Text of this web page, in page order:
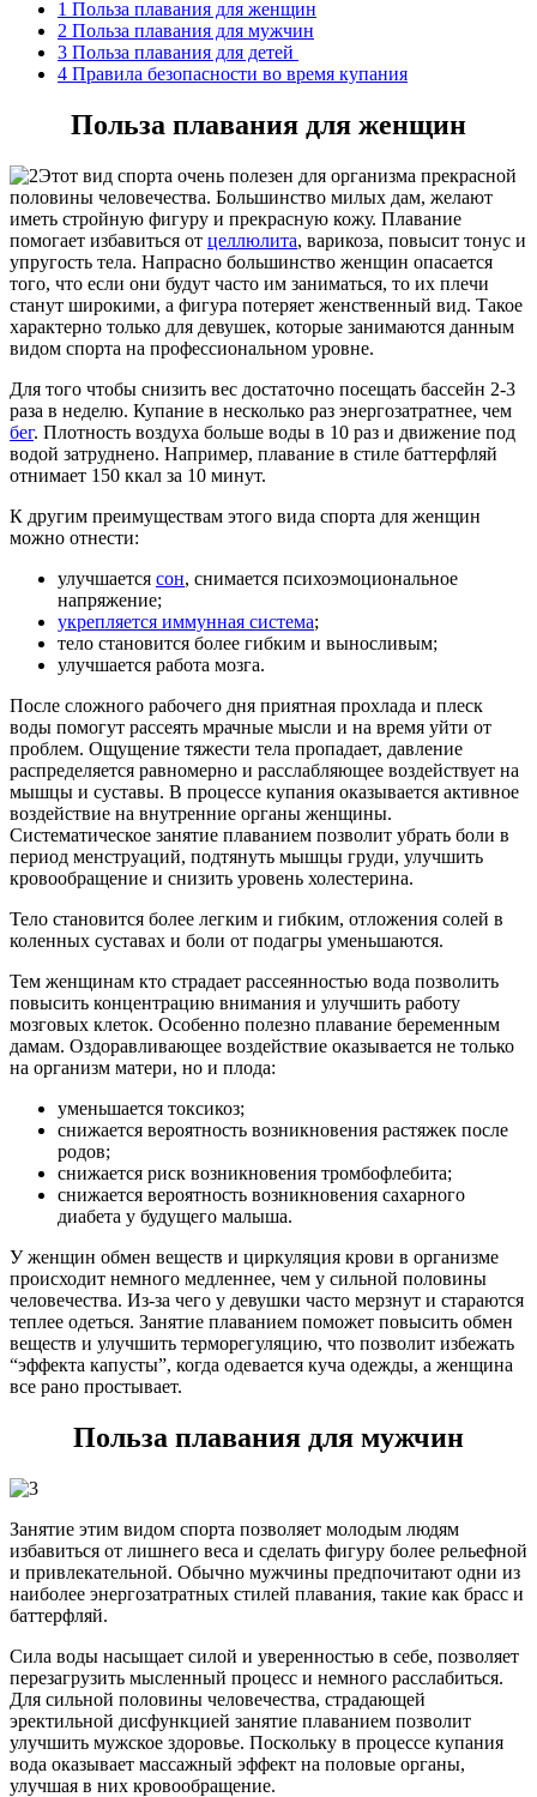
1 Польза плавания для женщин
2 Польза плавания для мужчин
3 Польза плавания для детей
4 Правила безопасности во время купания
Польза плавания для женщин
Этот вид спорта очень полезен для организма прекрасной
половины человечества. Большинство милых дам, желают
иметь стройную фигуру и прекрасную кожу. Плавание
помогает избавиться от целлюлита, варикоза, повысит тонус и
упругость тела. Напрасно большинство женщин опасается
того, что если они будут часто им заниматься, то их плечи
станут широкими, а фигура потеряет женственный вид. Такое
характерно только для девушек, которые занимаются данным
видом спорта на профессиональном уровне.
Для того чтобы снизить вес достаточно посещать бассейн 2-3
раза в неделю. Купание в несколько раз энергозатратнее, чем
бег. Плотность воздуха больше воды в 10 раз и движение под
водой затруднено. Например, плавание в стиле баттерфляй
отнимает 150 ккал за 10 минут.
К другим преимуществам этого вида спорта для женщин
можно отнести:
улучшается сон, снимается психоэмоциональное
напряжение;
укрепляется иммунная система;
тело становится более гибким и выносливым;
улучшается работа мозга.
После сложного рабочего дня приятная прохлада и плеск
воды помогут рассеять мрачные мысли и на время уйти от
проблем. Ощущение тяжести тела пропадает, давление
распределяется равномерно и расслабляющее воздействует на
мышцы и суставы. В процессе купания оказывается активное
воздействие на внутренние органы женщины.
Систематическое занятие плаванием позволит убрать боли в
период менструаций, подтянуть мышцы груди, улучшить
кровообращение и снизить уровень холестерина.
Тело становится более легким и гибким, отложения солей в
коленных суставах и боли от подагры уменьшаются.
Тем женщинам кто страдает рассеянностью вода позволить
повысить концентрацию внимания и улучшить работу
мозговых клеток. Особенно полезно плавание беременным
дамам. Оздоравливающее воздействие оказывается не только
на организм матери, но и плода:
уменьшается токсикоз;
снижается вероятность возникновения растяжек после
родов;
снижается риск возникновения тромбофлебита;
снижается вероятность возникновения сахарного
диабета у будущего малыша.
У женщин обмен веществ и циркуляция крови в организме
происходит немного медленнее, чем у сильной половины
человечества. Из-за чего у девушки часто мерзнут и стараются
теплее одеться. Занятие плаванием поможет повысить обмен
веществ и улучшить терморегуляцию, что позволит избежать
“эффекта капусты”, когда одевается куча одежды, а женщина
все рано простывает.
Польза плавания для мужчин
Занятие этим видом спорта позволяет молодым людям
избавиться от лишнего веса и сделать фигуру более рельефной
и привлекательной. Обычно мужчины предпочитают одни из
наиболее энергозатратных стилей плавания, такие как брасс и
баттерфляй.
Сила воды насыщает силой и уверенностью в себе, позволяет
перезагрузить мысленный процесс и немного расслабиться.
Для сильной половины человечества, страдающей
эректильной дисфункцией занятие плаванием позволит
улучшить мужское здоровье. Поскольку в процессе купания
вода оказывает массажный эффект на половые органы,
улучшая в них кровообращение.